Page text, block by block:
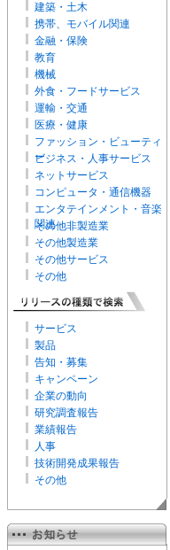
建築・土木
携帯、モバイル関連
金融・保険
教育
機械
外食・フードサービス
運輸・交通
医療・健康
ファッション・ビューティ
ー
ビジネス・人事サービス
ネットサービス
コンピュータ・通信機器
エンタテインメント・音楽
関連
その他非製造業
その他製造業
その他サービス
その他
サービス
製品
告知・募集
キャンペーン
企業の動向
研究調査報告
業績報告
人事
技術開発成果報告
その他